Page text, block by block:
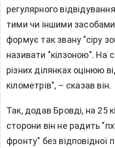
регулярного
тими чи іншими
формує так звану "сіру
називати "кілзоною". На
різних ділянках оцінюю
кілометрів", – сказав він.
Так, додав Бровді, на 25
сторони він не радить
фронту" без відповідної